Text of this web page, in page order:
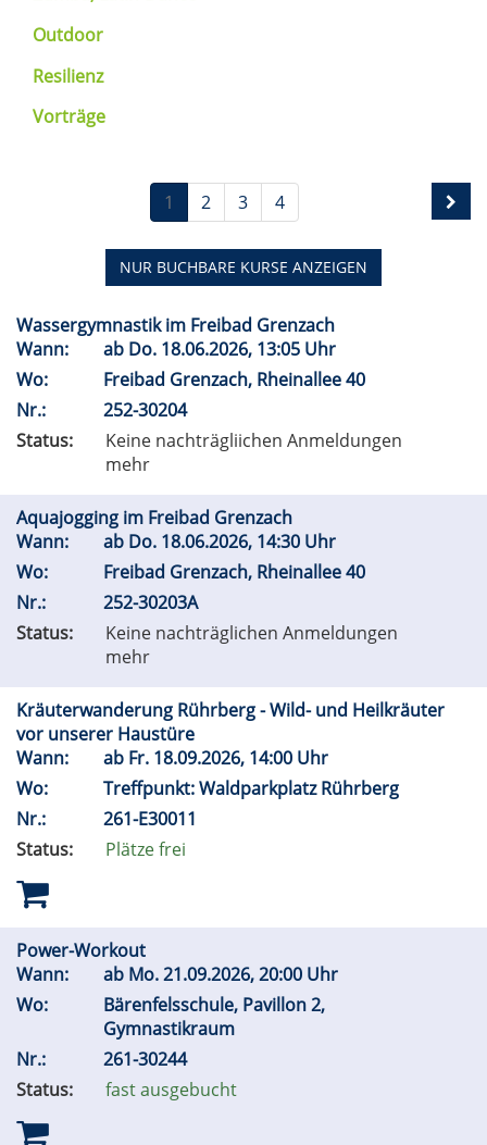
Outdoor
Resilienz
Vorträge
1 2 3 4
NUR BUCHBARE KURSE ANZEIGEN
Wassergymnastik im Freibad Grenzach
Wann:
ab Do. 18.06.2026, 13:05 Uhr
Wo:
Freibad Grenzach, Rheinallee 40
Nr.:
252-30204
Status:
Keine nachträgliichen Anmeldungen
mehr
Aquajogging im Freibad Grenzach
Wann:
ab Do. 18.06.2026, 14:30 Uhr
Wo:
Freibad Grenzach, Rheinallee 40
Nr.:
252-30203A
Status:
Keine nachträglichen Anmeldungen
mehr
Kräuterwanderung Rührberg - Wild- und Heilkräuter
vor unserer Haustüre
Wann:
ab Fr. 18.09.2026, 14:00 Uhr
Wo:
Treffpunkt: Waldparkplatz Rührberg
Nr.:
261-E30011
Status:
Plätze frei
Power-Workout
Wann:
ab Mo.21.09.2026, 20:00 Uhr
Wo:
Bärenfelsschule, Pavillon 2,
Gymnastikraum
Nr.:
261-30244
Status:
fast ausgebucht